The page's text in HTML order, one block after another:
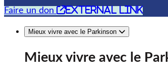
Faire un don external link
Mieux vivre avec le Parkinson
Mieux vivre avec le